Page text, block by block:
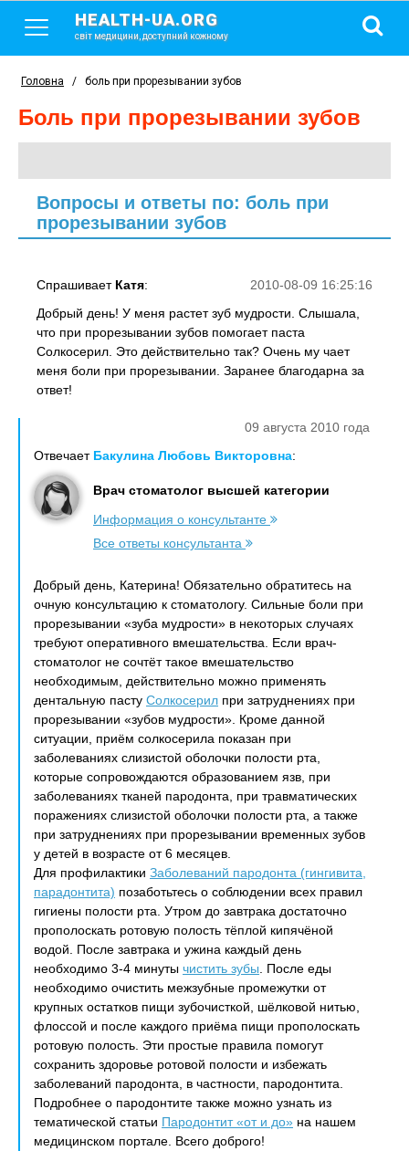
HEALTH-UA.ORG
світ медицини, доступний кожному
Головна / боль при прорезывании зубов
боль при прорезывании зубов
Вопросы и ответы по: боль при
прорезывании зубов
2010-08-09 16:25:16
Спрашивает Катя:
Добрый день! У меня растет зуб мудрости. Слышала,
что при прорезывании зубов помогает паста
Солкосерил. Это действительно так? Очень му чает
меня боли при прорезывании. Заранее благодарна за
ответ!
09 августа 2010 года
Отвечает Бакулина Любовь Викторовна:
Врач стоматолог высшей категории
Информация о консультанте
Все ответы консультанта
Добрый день, Катерина! Обязательно обратитесь на
очную консультацию к стоматологу. Сильные боли при
прорезывании «зуба мудрости» в некоторых случаях
требуют оперативного вмешательства. Если врач-
стоматолог не сочтёт такое вмешательство
необходимым, действительно можно применять
дентальную пасту Солкoсерил при затруднениях при
прорезывании «зубов мудрости». Кроме данной
ситуации, приём солкосерила показан при
заболеваниях слизистой оболочки полости рта,
которые сопровождаются образованием язв, при
заболеваниях тканей пародонта, при травматических
поражениях слизистой оболочки полости рта, а также
при затруднениях при прорезывании временных зубов
у детей в возрасте от 6 месяцев.
Для профилактики Заболеваний пародонта (гингивита,
парадонтита) позаботьтесь о соблюдении всех правил
гигиены полости рта. Утром до завтрака достаточно
прополоскать ротовую полость тёплой кипячёной
водой. После завтрака и ужина каждый день
необходимо 3-4 минуты чистить зубы . После еды
необходимо очистить межзубные промежутки от
крупных остатков пищи зубочисткой, шёлковой нитью,
флоссой и после каждого приёма пищи прополоскать
ротовую полость. Эти простые правила помогут
сохранить здоровье ротовой полости и избежать
заболеваний пародонта, в частности, пародонтита.
Подробнее о пародонтите также можно узнать из
тематической статьи Пародонтит «от и до» на нашем
медицинском портале. Всего доброго!